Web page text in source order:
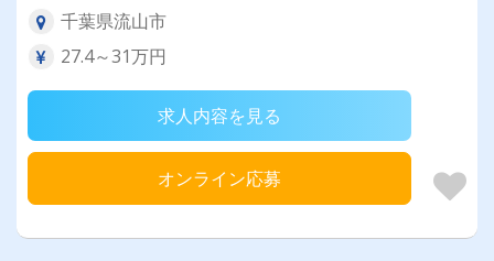
千葉県流山市
27.4～31万円
求人内容を見る
オンライン応募